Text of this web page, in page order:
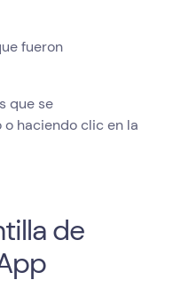
fueron
que se
haciendo clic en la
de